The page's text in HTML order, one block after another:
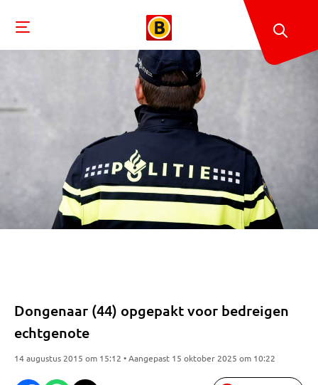
Dongenaar (44) opgepakt voor bedreigen
echtgenote
14 augustus 2015 om 15:12 • Aangepast 15 oktober 2025 om 10:22